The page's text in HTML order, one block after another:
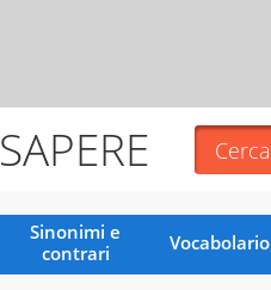
SAPERE
Sinonimi e
contrari
Vocabolario